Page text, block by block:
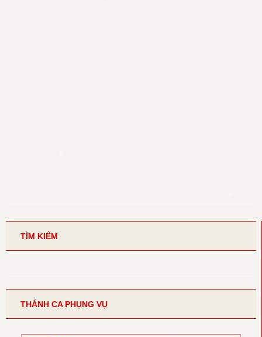
TÌM KIẾM
THÁNH CA PHỤNG VỤ